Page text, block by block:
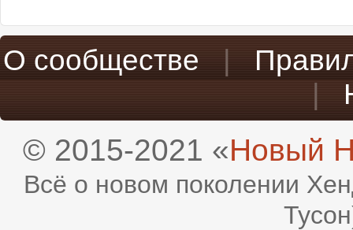
О сообществе |
|
© 2015-2021 «Новый
Всё о новом поколении